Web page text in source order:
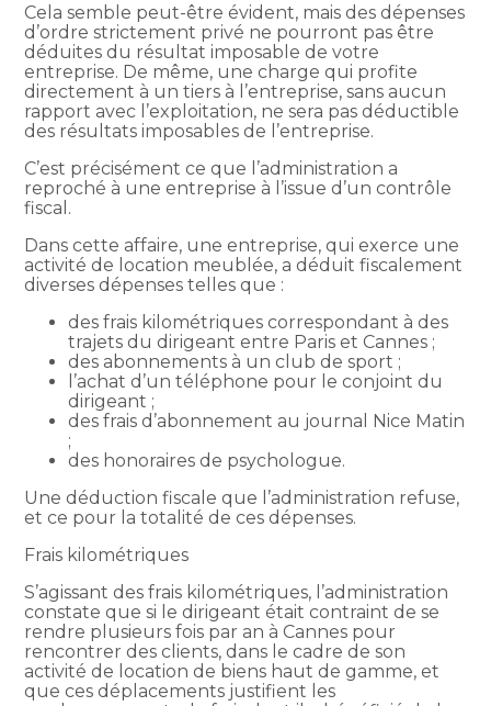
Cela semble peut-être évident, mais des dépenses
d’ordre strictement privé ne pourront pas être
déduites du résultat imposable de votre
entreprise. De même, une charge qui profite
directement à un tiers à l’entreprise, sans aucun
rapport avec l’exploitation, ne sera pas déductible
des résultats imposables de l’entreprise.
C’est précisément ce que l’administration a
reproché à une entreprise à l’issue d’un contrôle
fiscal.
Dans cette affaire, une entreprise, qui exerce une
activité de location meublée, a déduit fiscalement
diverses dépenses telles que :
des frais kilométriques correspondant à des
trajets du dirigeant entre Paris et Cannes ;
des abonnements à un club de sport ;
l’achat d’un téléphone pour le conjoint du
dirigeant ;
des frais d’abonnement au journal Nice Matin
;
des honoraires de psychologue.
Une déduction fiscale que l’administration refuse,
et ce pour la totalité de ces dépenses.
Frais kilométriques
S’agissant des frais kilométriques, l’administration
constate que si le dirigeant était contraint de se
rendre plusieurs fois par an à Cannes pour
rencontrer des clients, dans le cadre de son
activité de location de biens haut de gamme, et
que ces déplacements justifient les